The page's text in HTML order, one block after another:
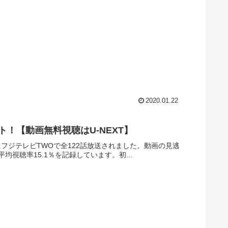
2020.01.22
【動画無料視聴はU-NEXT】
ジテレビTWOで全122話放送されました。動画の見逃
均視聴率15.1％を記録しています。初...